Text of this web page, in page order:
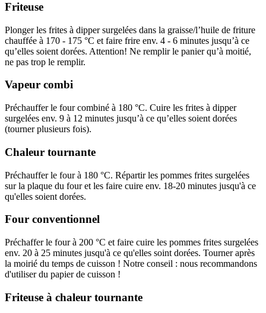
Friteuse
Plonger les frites à dipper surgelées dans la graisse/l’huile de friture
chauffée à 170 - 175 °C et faire frire env. 4 - 6 minutes jusqu’à ce
qu’elles soient dorées. Attention! Ne remplir le panier qu’à moitié,
ne pas trop le remplir.
Vapeur combi
Préchauffer le four combiné à 180 °C. Cuire les frites à dipper
surgelées env. 9 à 12 minutes jusqu’à ce qu’elles soient dorées
(tourner plusieurs fois).
Chaleur tournante
Préchauffer le four à 180 °C. Répartir les pommes frites surgelées
sur la plaque du four et les faire cuire env. 18-20 minutes jusqu'à ce
qu'elles soient dorées.
Four conventionnel
Préchaffer le four à 200 °C et faire cuire les pommes frites surgelées
env. 20 à 25 minutes jusqu'à ce qu'elles soint dorées. Tourner après
la moirié du temps de cuisson ! Notre conseil : nous recommandons
d'utiliser du papier de cuisson !
Friteuse à chaleur tournante